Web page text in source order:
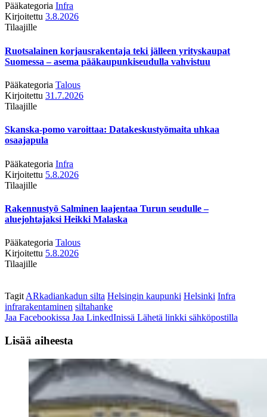
Pääkategoria Infra
Kirjoitettu 3.8.2026
Tilaajille
Ruotsalainen korjausrakentaja teki jälleen yrityskaupat
Suomessa – asema pääkaupunkiseudulla vahvistuu
Pääkategoria Talous
Kirjoitettu 31.7.2026
Tilaajille
Skanska-pomo varoittaa: Datakeskustyömaita uhkaa
osaajapula
Pääkategoria Infra
Kirjoitettu 5.8.2026
Tilaajille
Rakennustyö Salminen laajentaa Turun seudulle –
aluejohtajaksi Heikki Malaska
Pääkategoria Talous
Kirjoitettu 5.8.2026
Tilaajille
Tagit ARkadiankadun silta Helsingin kaupunki Helsinki Infra
infrarakentaminen siltahanke
Jaa Facebookissa Jaa LinkedInissä Lähetä linkki sähköpostilla
Lisää aiheesta